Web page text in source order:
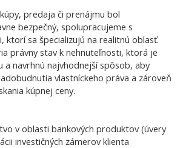
predaja či prenájmu bol
bezpečný, spolupracujeme s
ktorí sa špecializujú na realitnú oblasť.
právny stav k nehnuteľnosti, ktorá je
navrhnú najvhodnejší spôsob, aby
vlastníckeho práva a zároveň
kúpnej ceny.
v oblasti bankových produktov (úvery
investičných zámerov klienta